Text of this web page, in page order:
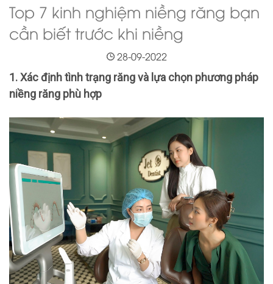
Top 7 kinh nghiệm niềng răng bạn
cần biết trước khi niềng
28-09-2022
1. Xác định tình trạng răng và lựa chọn phương pháp
niềng răng phù hợp